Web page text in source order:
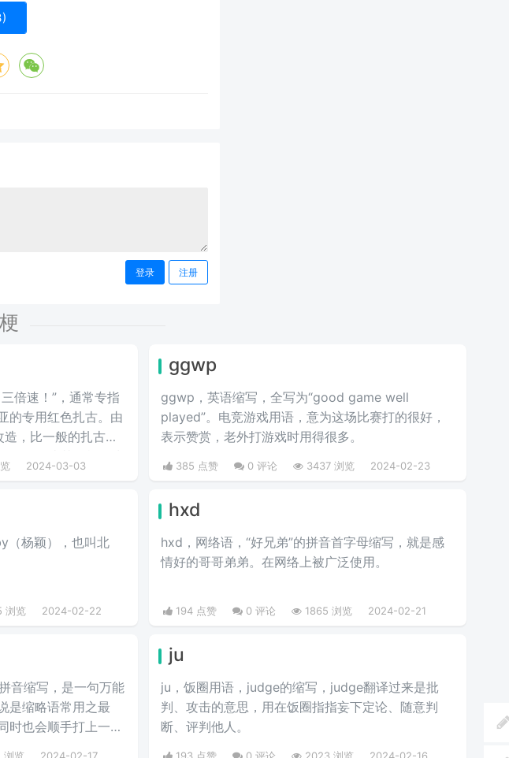
)
登录 注册
倍速！”，通常专指
的专用红色扎古。由
，比一般的扎古出
，显得比其他机体快
作是夏亚登场的象
2024-03-03
ggwp
ggwp，英‌‌‌‌‌‌‌‌‌‌‌语缩写，全写为“good game well
played”。电竞游戏用语，意为这场比赛打的很好，
表示赞赏，老外打游戏时用得很多。
385 点赞 0 评论 3437 浏览 2024-02-23
（杨颖），也叫北
浏览 2024-02-22
hxd
hxd，网络语，“好兄弟”的拼音首字母缩写，就是感
情好的哥哥弟弟。在网络上被广泛使用。
194 点赞 0 评论 1865 浏览 2024-02-21
音缩写，是一句万能
是缩略语常用之最
时也会顺手打上一个
览 2024-02-17
ju
ju，饭圈用语，judge的缩写，judge翻译过来是批
判、攻击的意思，用在饭圈指指妄下定论、随意判
断、评判他人。
193 点赞 0 评论 2023 浏览 2024-02-16